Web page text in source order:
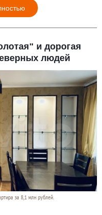
и дорогая
людей
за 8,1 млн рублей.